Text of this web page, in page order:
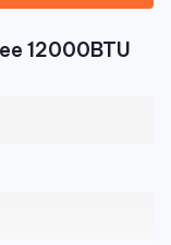
12000BTU